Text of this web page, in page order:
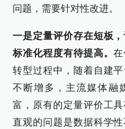
问题，需要针对性改进。
一是定量评价存在短板
标准化程度有待提高。
转型过程中，随着自建
不断增多，主流媒体融
富，原有的定量评价工
直观的问题是数据科学